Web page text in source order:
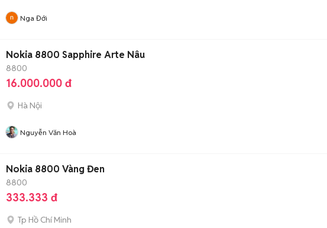
Nga Đới
Nokia 8800 Sapphire Arte Nâu
8800
16.000.000 đ
Hà Nội
Nguyễn Văn Hoà
Nokia 8800 Vàng Đen
8800
333.333 đ
Tp Hồ Chí Minh